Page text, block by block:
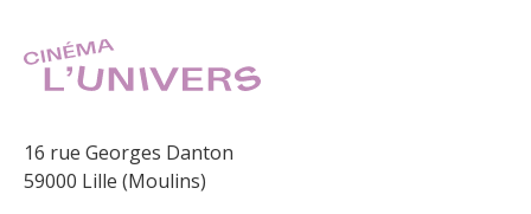
16 rue Georges Danton
59000 Lille (Moulins)